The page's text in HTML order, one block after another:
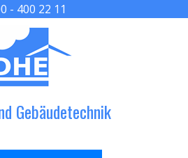
- 400 22 11
Gebäudetechnik